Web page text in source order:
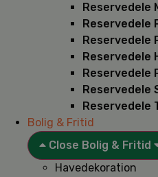
Reservedele
Reservedele
Reservedele
Reservedele
Reservedele
Reservedele
Bolig & Fritid
Close Bolig & Fritid
Havedekoration